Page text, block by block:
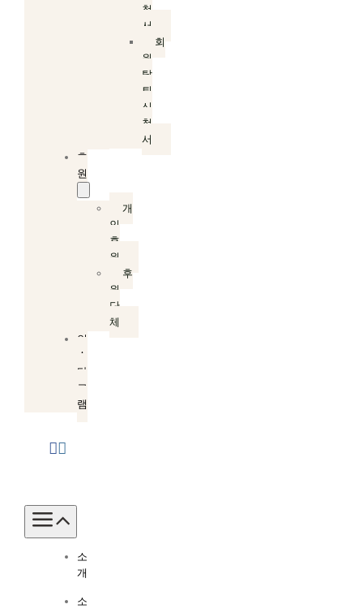
청
서
회
원
탈
퇴
신
청
서
후
원
개
인
후
원
후
원
단
체
인
스
타
그
램
Toggle
Navigation
소
개
소